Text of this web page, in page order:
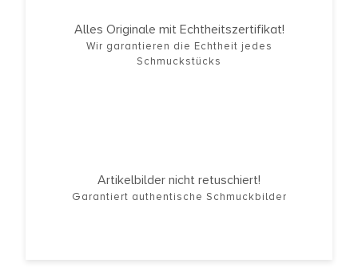
Alles Originale mit Echtheitszertifikat!
Wir garantieren die Echtheit jedes
Schmuckstücks
Artikelbilder nicht retuschiert!
Garantiert authentische Schmuckbilder